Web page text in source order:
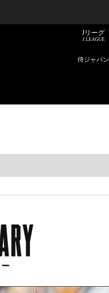
Jリーグ
J.LEAGUE
侍ジャパン